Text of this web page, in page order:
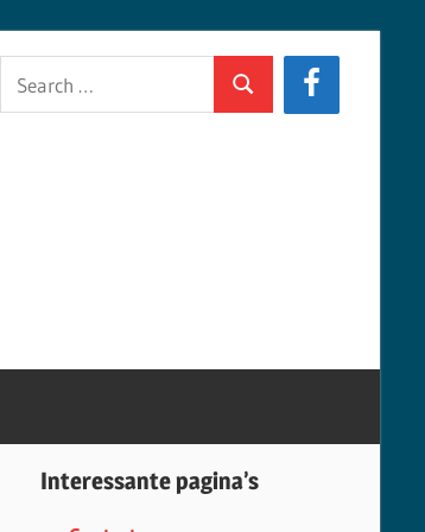
for:
Search
Interessante pagina’s